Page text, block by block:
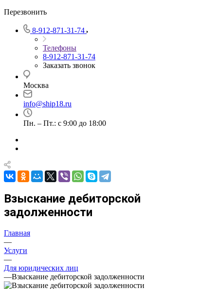
Перезвонить
8-912-871-31-74
Телефоны
8-912-871-31-74
Заказать звонок
Москва
info@ship18.ru
Пн. – Пт.: с 9:00 до 18:00
Взыскание дебиторской
задолженности
Главная
—
Услуги
—
Для юридических лиц
—Взыскание дебиторской задолженности